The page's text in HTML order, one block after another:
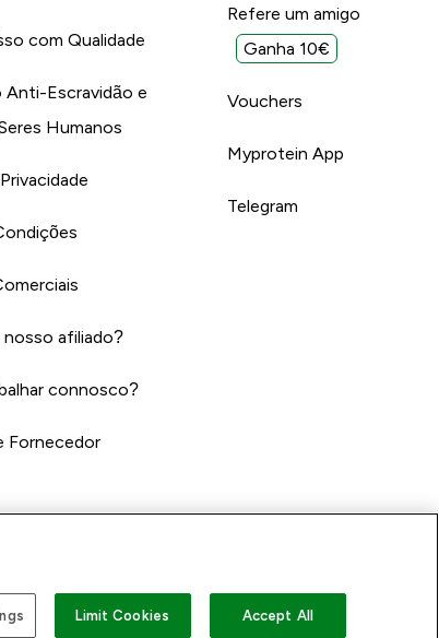
com Qualidade
Anti-Escravidão e
Humanos
nosso afiliado?
connosco?
Fornecedor
Refere um amigo
Ganha 10€
Vouchers
Myprotein App
Telegram
Limit Cookies Accept All